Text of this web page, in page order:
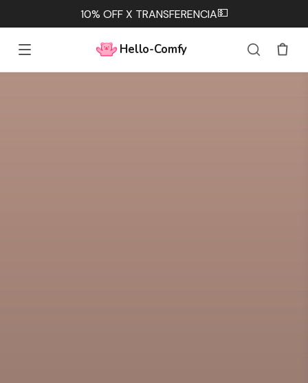
10% OFF X TRANSFERENCIA💵
Hello-Comfy